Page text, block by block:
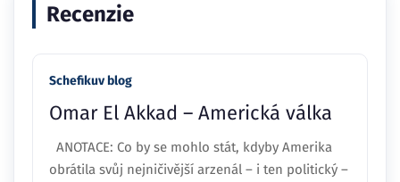
Recenzie
Schefikuv blog
Omar El Akkad – Americká válka
ANOTACE: Co by se mohlo stát, kdyby Amerika
obrátila svůj nejničivější arzenál – i ten politický –